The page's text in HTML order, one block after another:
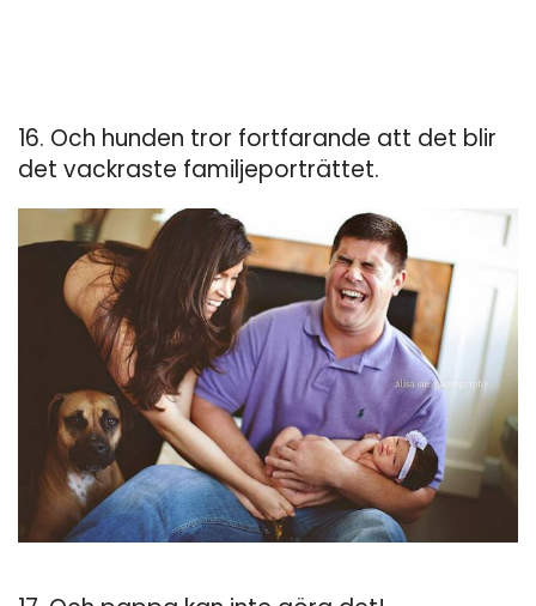
16. Och hunden tror fortfarande att det blir
det vackraste familjeporträttet.